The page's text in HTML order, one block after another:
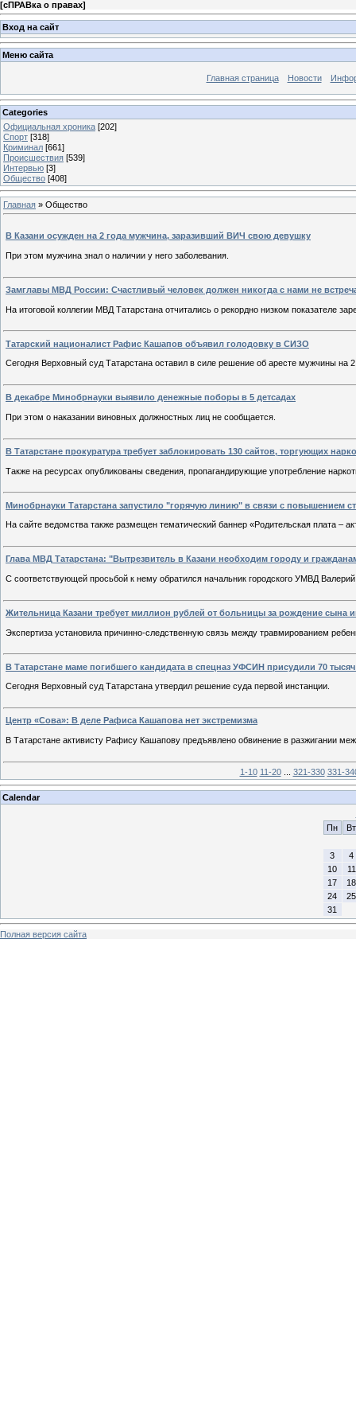
[сПРАВка о правах]
Вход на сайт
Меню сайта
Главная страница Новости
Categories
Официальная хроника [202]
Спорт [318]
Криминал [661]
Происшествия [539]
Интервью [3]
Общество [408]
Главная » Общество
В Казани осужден на 2 года мужчина, заразивший ВИЧ свою девушку
При этом мужчина знал о наличии у него заболевания.
Замглавы МВД России: Счастливый человек должен никогда с нами не
На итоговой коллегии МВД Татарстана отчитались о рекордно низком показателе
Татарский националист Рафис Кашапов объявил голодовку в СИЗО
Cегодня Верховный суд Татарстана оставил в силе решение об аресте мужчины на
В декабре Минобрнауки выявило денежные поборы в 5 детсадах
При этом о наказании виновных должностных лиц не сообщается.
В Татарстане прокуратура требует заблокировать 130 сайтов, торгующих
Также на ресурсах опубликованы сведения, пропагандирующие употребление
Минобрнауки Татарстана запустило "горячую линию" в связи с повышением
На сайте ведомства также размещен тематический баннер «Родительская плата –
Глава МВД Татарстана: "Вытрезвитель в Казани необходим городу и
С соответствующей просьбой к нему обратился начальник городского УМВД
Жительница Казани требует миллион рублей от больницы за рождение сына
Экспертиза установила причинно-следственную связь между травмированием
В Татарстане маме погибшего кандидата в спецназ УФСИН присудили 70
Сегодня Верховный суд Татарстана утвердил решение суда первой инстанции.
Центр «Сова»: В деле Рафиса Кашапова нет экстремизма
В Татарстане активисту Рафису Кашапову предъявлено обвинение в разжигании
1-10 11-20 321-330 331-
Calendar
Пн
Вт
3
4
10
11
17
18
24
25
31
Полная версия сайта